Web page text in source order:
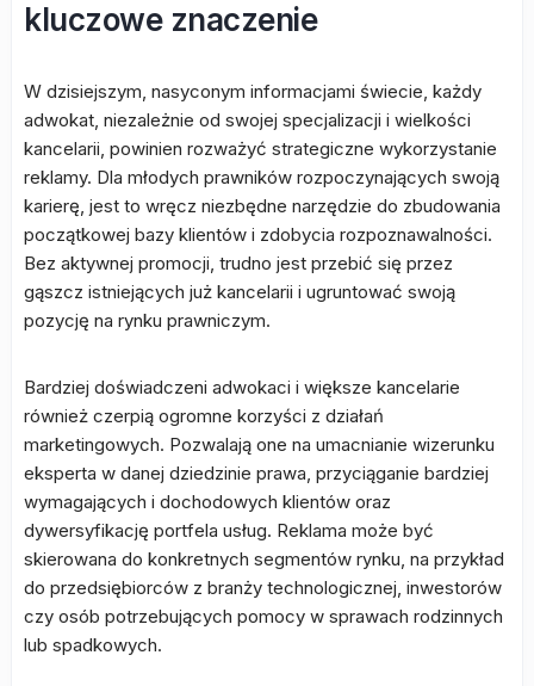
kluczowe znaczenie
W dzisiejszym, nasyconym informacjami świecie, każdy
adwokat, niezależnie od swojej specjalizacji i wielkości
kancelarii, powinien rozważyć strategiczne wykorzystanie
reklamy. Dla młodych prawników rozpoczynających swoją
karierę, jest to wręcz niezbędne narzędzie do zbudowania
początkowej bazy klientów i zdobycia rozpoznawalności.
Bez aktywnej promocji, trudno jest przebić się przez
gąszcz istniejących już kancelarii i ugruntować swoją
pozycję na rynku prawniczym.
Bardziej doświadczeni adwokaci i większe kancelarie
również czerpią ogromne korzyści z działań
marketingowych. Pozwalają one na umacnianie wizerunku
eksperta w danej dziedzinie prawa, przyciąganie bardziej
wymagających i dochodowych klientów oraz
dywersyfikację portfela usług. Reklama może być
skierowana do konkretnych segmentów rynku, na przykład
do przedsiębiorców z branży technologicznej, inwestorów
czy osób potrzebujących pomocy w sprawach rodzinnych
lub spadkowych.